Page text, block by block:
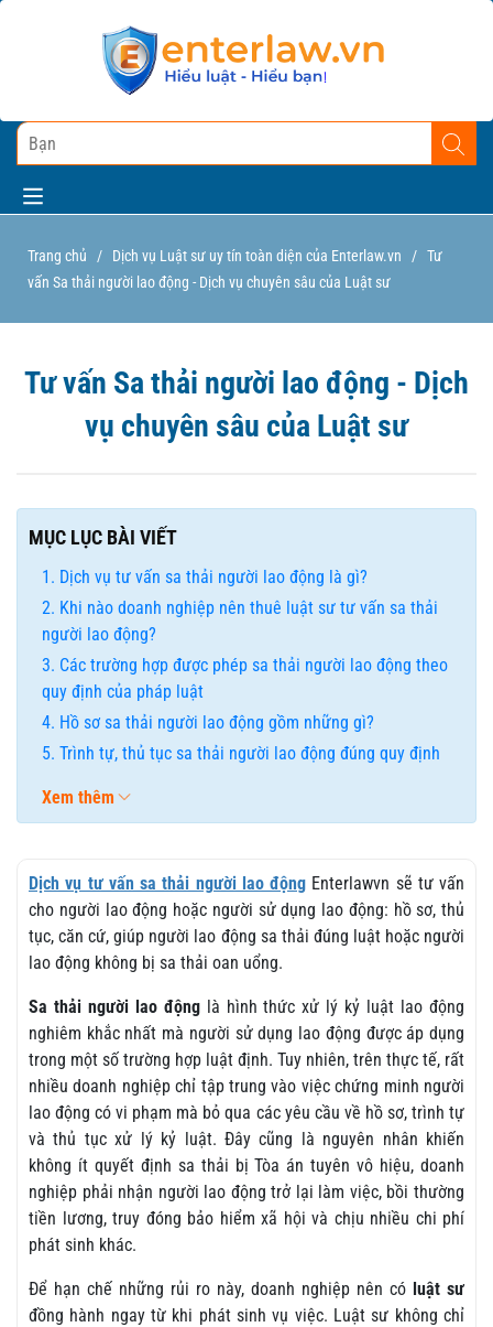
Trang chủ / Dịch vụ Luật sư uy tín toàn diện của Enterlaw.vn / Tư
vấn Sa thải người lao động - Dịch vụ chuyên sâu của Luật sư
Tư vấn Sa thải người lao động - Dịch
vụ chuyên sâu của Luật sư
MỤC LỤC BÀI VIẾT
Dịch vụ tư vấn sa thải người lao động là gì?
Khi nào doanh nghiệp nên thuê luật sư tư vấn sa thải
người lao động?
Các trường hợp được phép sa thải người lao động theo
quy định của pháp luật
Hồ sơ sa thải người lao động gồm những gì?
Trình tự, thủ tục sa thải người lao động đúng quy định
Xem thêm
Dịch vụ tư vấn sa thải người lao động Enterlawvn sẽ tư vấn
cho người lao động hoặc người sử dụng lao động: hồ sơ, thủ
tục, căn cứ, giúp người lao động sa thải đúng luật hoặc người
lao động không bị sa thải oan uổng.
Sa thải người lao động là hình thức xử lý kỷ luật lao động
nghiêm khắc nhất mà người sử dụng lao động được áp dụng
trong một số trường hợp luật định. Tuy nhiên, trên thực tế, rất
nhiều doanh nghiệp chỉ tập trung vào việc chứng minh người
lao động có vi phạm mà bỏ qua các yêu cầu về hồ sơ, trình tự
và thủ tục xử lý kỷ luật. Đây cũng là nguyên nhân khiến
không ít quyết định sa thải bị Tòa án tuyên vô hiệu, doanh
nghiệp phải nhận người lao động trở lại làm việc, bồi thường
tiền lương, truy đóng bảo hiểm xã hội và chịu nhiều chi phí
phát sinh khác.
Để hạn chế những rủi ro này, doanh nghiệp nên có luật sư
đồng hành ngay từ khi phát sinh vụ việc. Luật sư không chỉ